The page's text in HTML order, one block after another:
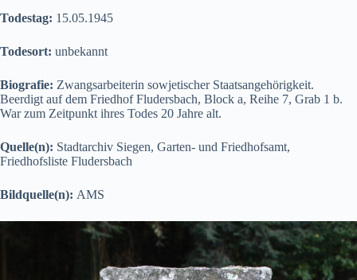
Todestag: 15.05.1945
Todesort: unbekannt
Biografie: Zwangsarbeiterin sowjetischer Staatsangehörigkeit.
Beerdigt auf dem Friedhof Fludersbach, Block a, Reihe 7, Grab 1 b.
War zum Zeitpunkt ihres Todes 20 Jahre alt.
Quelle(n): Stadtarchiv Siegen, Garten- und Friedhofsamt,
Friedhofsliste Fludersbach
Bildquelle(n): AMS